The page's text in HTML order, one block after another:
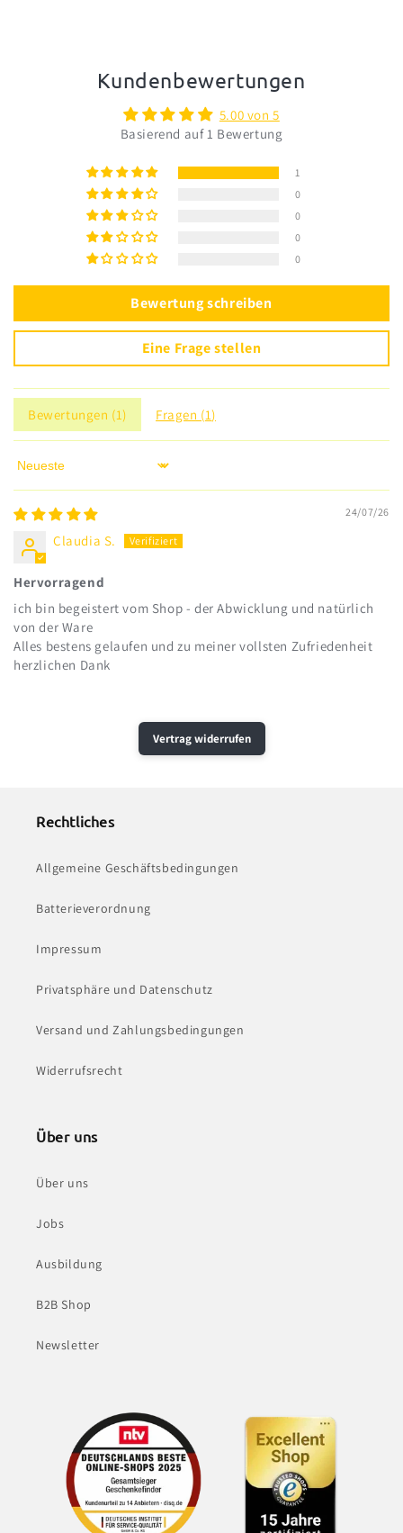
Kundenbewertungen
5.00 von 5
Basierend auf 1 Bewertung
1
0
0
0
0
Bewertung schreiben
Eine Frage stellen
Bewertungen (1) Fragen (1)
Sort by
24/07/26
Claudia S.
Hervorragend
ich bin begeistert vom Shop - der Abwicklung und natürlich
von der Ware
Alles bestens gelaufen und zu meiner vollsten Zufriedenheit
herzlichen Dank
Vertrag widerrufen
Rechtliches
Allgemeine Geschäftsbedingungen
Batterieverordnung
Impressum
Privatsphäre und Datenschutz
Versand und Zahlungsbedingungen
Widerrufsrecht
Über uns
Über uns
Jobs
Ausbildung
B2B Shop
Newsletter